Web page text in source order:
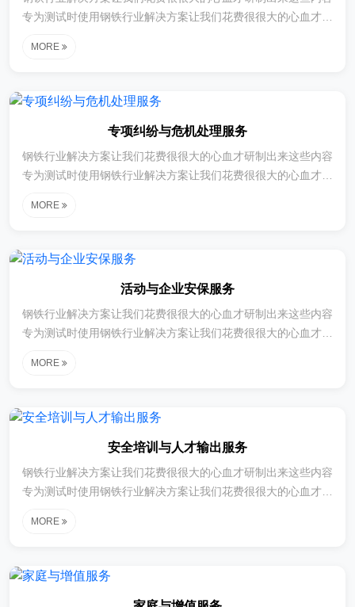
专为测试时使用钢铁行业解决方案让我们花费很很大的心血才研
钢铁行业解决方案让我们花费很很大的心血才研制出来这些内容
专为测试时使用钢铁行业解决方案让我们花费很很大的心血才研
制出来这些内容专为测试时使用
MORE
专项纠纷与危机处理服务
钢铁行业解决方案让我们花费很很大的心血才研制出来这些内容
专为测试时使用钢铁行业解决方案让我们花费很很大的心血才研
很大的心血才研制出来这些内容专为测试时使用钢铁行业解决方
钢铁行业解决方案让我们花费很很大的心血才研制出来这些内容
专为测试时使用钢铁行业解决方案让我们花费很很大的心血才研
制出来这些内容专为测试时使用
MORE
活动与企业安保服务
钢铁行业解决方案让我们花费很很大的心血才研制出来这些内容
专为测试时使用钢铁行业解决方案让我们花费很很大的心血才研
钢铁行业解决方案让我们花费很很大的心血才研制出来这些内容
专为测试时使用钢铁行业解决方案让我们花费很很大的心血才研
制出来这些内容专为测试时使用
MORE
安全培训与人才输出服务
钢铁行业解决方案让我们花费很很大的心血才研制出来这些内容
专为测试时使用钢铁行业解决方案让我们花费很很大的心血才研
钢铁行业解决方案让我们花费很很大的心血才研制出来这些内容
专为测试时使用钢铁行业解决方案让我们花费很很大的心血才研
MORE